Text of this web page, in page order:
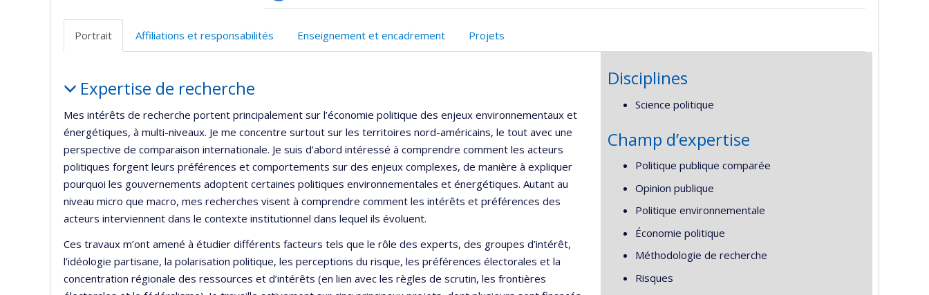
Page
(faculté,département,école)
Portrait Affiliations et responsabilités Enseignement et encadrement Projets
Expertise de recherche
Mes intérêts de recherche portent principalement sur l’économie politique des enjeux environnementaux et
énergétiques, à multi-niveaux. Je me concentre surtout sur les territoires nord-américains, le tout avec une
perspective de comparaison internationale. Je suis d’abord intéressé à comprendre comment les acteurs
politiques forgent leurs préférences et comportements sur des enjeux complexes, de manière à expliquer
pourquoi les gouvernements adoptent certaines politiques environnementales et énergétiques. Autant au
niveau micro que macro, mes recherches visent à comprendre comment les intérêts et préférences des
acteurs interviennent dans le contexte institutionnel dans lequel ils évoluent.
Ces travaux m’ont amené à étudier différents facteurs tels que le rôle des experts, des groupes d’intérêt,
l’idéologie partisane, la polarisation politique, les perceptions du risque, les préférences électorales et la
concentration régionale des ressources et d’intérêts (en lien avec les règles de scrutin, les frontières
Disciplines
Science politique
Champ d’expertise
Politique publique comparée
Opinion publique
Politique environnementale
Économie politique
Méthodologie de recherche
Risques